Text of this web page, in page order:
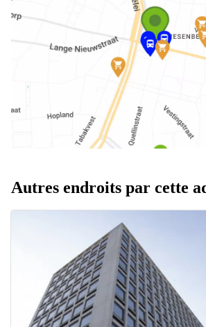
Autres endroits par cette